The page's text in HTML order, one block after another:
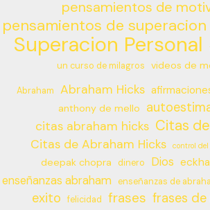
pensamientos de
pensamientos de
Superacion Personal
un curso de milagros
videos de
Abraham Abraham Hicks
anthony de mello
citas abraham hicks Citas
Citas de Abraham Hicks control del
deepak chopra dinero Dios
enseñanzas abraham enseñanzas de
exito felicidad frases frases